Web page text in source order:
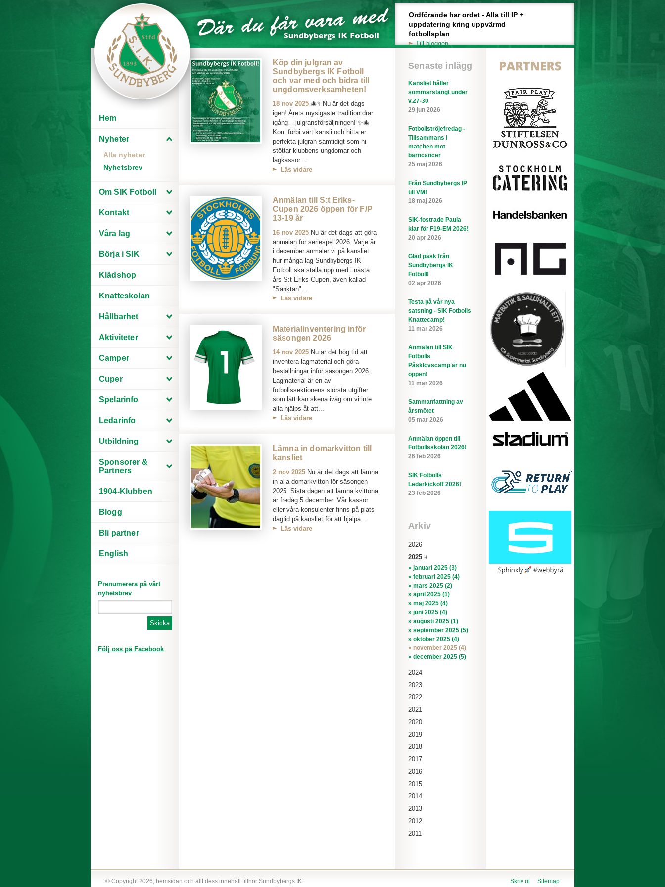
Ordförande har ordet - Alla till IP +
uppdatering kring uppvärmd
fotbollsplan
Till bloggen
Hem
Nyheter
Alla nyheter
Nyhetsbrev
Om SIK Fotboll
Kontakt
Våra lag
Börja i SIK
Klädshop
Knatteskolan
Hållbarhet
Aktiviteter
Camper
Cuper
Spelarinfo
Ledarinfo
Utbildning
Sponsorer &
Partners
1904-Klubben
Blogg
Bli partner
English
Prenumerera på vårt
nyhetsbrev
Följ oss på Facebook
Köp din julgran av
Sundbybergs IK Fotboll
och var med och bidra till
ungdomsverksamheten!
18 nov 2025 🎄✨Nu är det dags
igen! Årets mysigaste tradition drar
igång – julgransförsäljningen! ✨🎄
Kom förbi vårt kansli och hitta er
perfekta julgran samtidigt som ni
stöttar klubbens ungdomar och
lagkassor....
Läs vidare
Anmälan till S:t Eriks-
Cupen 2026 öppen för F/P
13-19 år
16 nov 2025 Nu är det dags att göra
anmälan för seriespel 2026. Varje år
i december anmäler vi på kansliet
hur många lag Sundbybergs IK
Fotboll ska ställa upp med i nästa
års S:t Eriks-Cupen, även kallad
"Sanktan"....
Läs vidare
Materialinventering inför
säsongen 2026
14 nov 2025 Nu är det hög tid att
inventera lagmaterial och göra
beställningar inför säsongen 2026.
Lagmaterial är en av
fotbollssektionens största utgifter
som lätt kan skena iväg om vi inte
alla hjälps åt att...
Läs vidare
Lämna in domarkvitton till
kansliet
2 nov 2025 Nu är det dags att lämna
in alla domarkvitton för säsongen
2025. Sista dagen att lämna kvittona
är fredag 5 december. Vår kassör
eller våra konsulenter finns på plats
dagtid på kansliet för att hjälpa...
Läs vidare
Senaste inlägg
Kansliet håller
sommarstängt under
v.27-30
29 jun 2026
Fotbollströjefredag -
Tillsammans i
matchen mot
barncancer
25 maj 2026
Från Sundbybergs IP
till VM!
18 maj 2026
SIK-fostrade Paula
klar för F19-EM 2026!
20 apr 2026
Glad påsk från
Sundbybergs IK
Fotboll!
02 apr 2026
Testa på vår nya
satsning - SIK Fotbolls
Knattecamp!
11 mar 2026
Anmälan till SIK
Fotbolls
Påsklovscamp är nu
öppen!
11 mar 2026
Sammanfattning av
årsmötet
05 mar 2026
Anmälan öppen till
Fotbollsskolan 2026!
26 feb 2026
SIK Fotbolls
Ledarkickoff 2026!
23 feb 2026
Arkiv
2026
2025
» januari 2025 (3)
» februari 2025 (4)
» mars 2025 (2)
» april 2025 (1)
» maj 2025 (4)
» juni 2025 (4)
» augusti 2025 (1)
» september 2025 (5)
» oktober 2025 (4)
» november 2025 (4)
» december 2025 (5)
2024
2023
2022
2021
2020
2019
2018
2017
2016
2015
2014
2013
2012
2011
Sitemap
Skriv ut
© Copyright 2026, hemsidan och allt dess innehåll tillhör Sundbybergs IK.